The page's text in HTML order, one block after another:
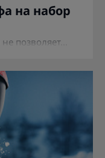
на набор
позволяет...